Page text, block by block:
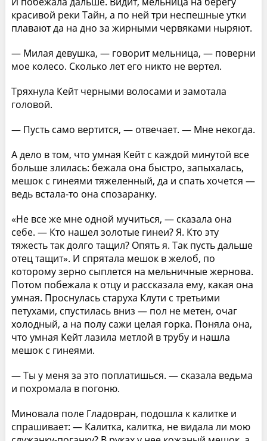
красивой реки Тайн, а по ней три неспешные утки
плавают да на дно за жирными червяками ныряют.
— Милая девушка, — говорит мельница, — поверни
мое колесо. Сколько лет его никто не вертел.
Тряхнула Кейт черными волосами и замотала
головой.
— Пусть само вертится, — отвечает. — Мне некогда.
А дело в том, что умная Кейт с каждой минутой все
больше злилась: бежала она быстро, запыхалась,
мешок с гинеями тяжеленный, да и спать хочется —
ведь встала-то она спозаранку.
«Не все же мне одной мучиться, — сказала она
себе. — Кто нашел золотые гинеи? Я. Кто эту
тяжесть так долго тащил? Опять я. Так пусть дальше
отец тащит». И спрятала мешок в желоб, по
которому зерно сыплется на мельничные жернова.
Потом побежала к отцу и рассказала ему, какая она
умная. Проснулась старуха Клути с третьими
петухами, спустилась вниз — пол не метен, очаг
холодный, а на полу сажи целая горка. Поняла она,
что умная Кейт лазила метлой в трубу и нашла
мешок с гинеями.
— Ты у меня за это поплатишься. — сказала ведьма
и похромала в погоню.
Миновала поле Гладовран, подошла к калитке и
спрашивает: — Калитка, калитка, не видала ли мою